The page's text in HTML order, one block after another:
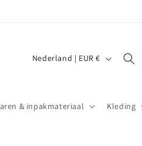
& inpakmateriaal Kleding
d
Nederland | EUR €